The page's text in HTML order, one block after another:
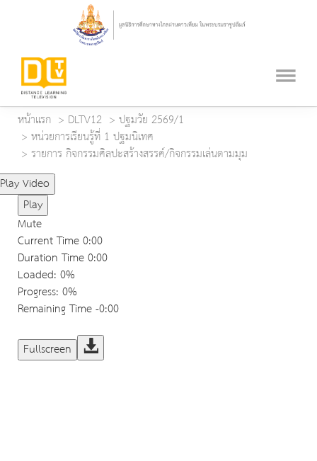
หน้าแรก DLTV12
ปฐมวัย 2569/1
หน่วยการเรียนรู้ที่ 1 ปฐมนิเทศ
รายการ กิจกรรมศิลปะสร้างสรรค์/กิจกรรมเล่นตามมุม
Play Video
Play
Mute
Current Time0:00
Duration Time0:00
Loaded: 0%
Progress: 0%
Remaining Time-0:00
Fullscreen